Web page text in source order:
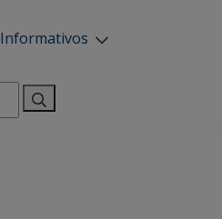
Informativos